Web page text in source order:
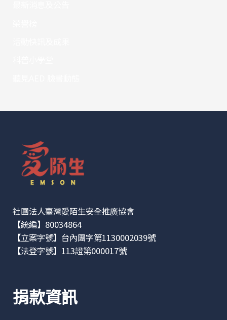
社團法人臺灣愛陌生安全推廣協會
【統編】80034864
【立案字號】台內團字第1130002039號
【法登字號】113證第000017號
捐款資訊